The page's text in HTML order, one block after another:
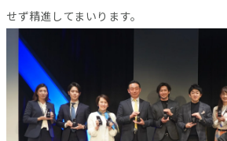
せず精進してまいります。